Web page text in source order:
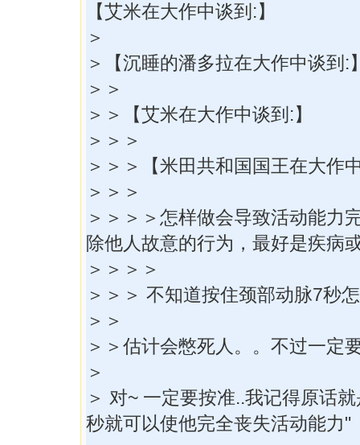
【艾米在大作中谈到:】
＞
＞【沉睡的潘多拉在大作中谈到:
＞＞
＞＞【艾米在大作中谈到:】
＞＞＞
＞＞＞【米田共和国国王在大作
＞＞＞
＞＞＞＞怎样做会导致活动能力
除他人故意的行为，最好是疾病
＞＞＞＞
＞＞＞ 不知道按住颈部动脉7秒
＞＞
＞＞估计会憋死人。。不过一定
＞
＞ 对~ 一定要按准..我记得原话
秒就可以使他完全丧失活动能力"